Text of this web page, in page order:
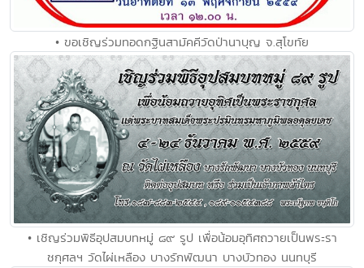
• ขอเชิญร่วมทอดกฐินสามัคคีวัดป่านาบุญ จ.สุโขทัย
• เชิญร่วมพิธีอุปสมบทหมู่ ๘๙ รูป เพื่อน้อมอุทิศถวายเป็นพระรา
ชกุศลฯ วัดไผ่เหลือง บางรักพัฒนา บางบัวทอง นนทบุรี